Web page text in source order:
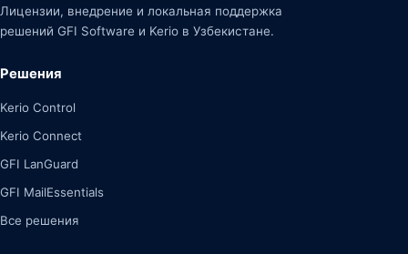
Лицензии, внедрение и локальная поддержка
решений GFI Software и Kerio в Узбекистане.
Решения
Kerio Control
Kerio Connect
GFI LanGuard
GFI MailEssentials
Все решения